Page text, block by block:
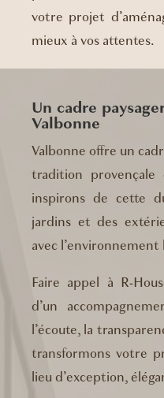
votre projet
mieux à vos attentes.
Un cadre
Valbonne
Valbonne offre un
tradition
inspirons de cette
jardins et des
avec
Faire appel à R-
d’un
l’écoute, la
transformons votre
lieu d’exception,